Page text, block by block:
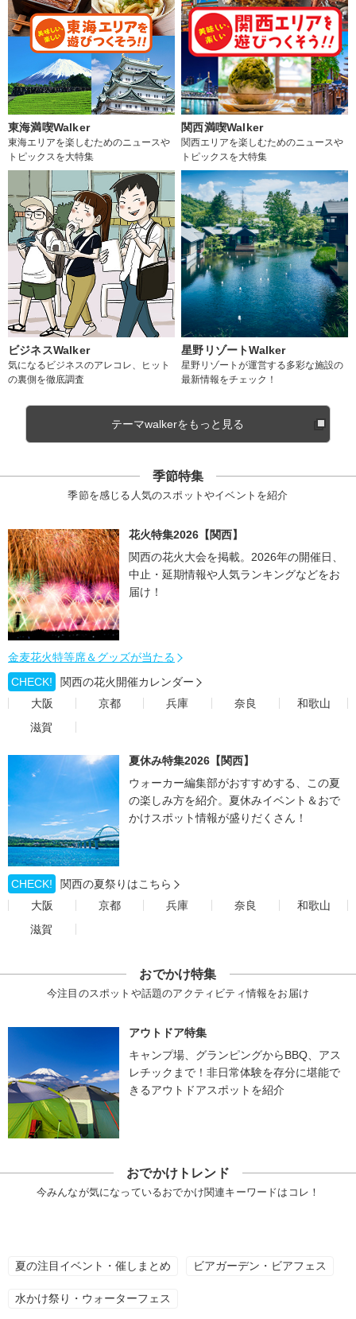
東海満喫Walker
東海エリアを楽しむためのニュースや
トピックスを大特集
関西満喫Walker
関西エリアを楽しむためのニュースや
トピックスを大特集
ビジネスWalker
気になるビジネスのアレコレ、ヒット
の裏側を徹底調査
星野リゾートWalker
星野リゾートが運営する多彩な施設の
最新情報をチェック！
テーマwalkerをもっと見る
季節特集
季節を感じる人気のスポットやイベントを紹介
花火特集2026【関西】
関西の花火大会を掲載。2026年の開催日、
中止・延期情報や人気ランキングなどをお
届け！
金麦花火特等席＆グッズが当たる
CHECK!
関西の花火開催カレンダー
大阪
京都 兵庫 奈良
和歌山
滋賀
夏休み特集2026【関西】
ウォーカー編集部がおすすめする、この夏
の楽しみ方を紹介。夏休みイベント＆おで
かけスポット情報が盛りだくさん！
CHECK!
関西の夏祭りはこちら
大阪
京都 兵庫 奈良
和歌山
滋賀
おでかけ特集
今注目のスポットや話題のアクティビティ情報をお届け
アウトドア特集
キャンプ場、グランピングからBBQ、アス
レチックまで！非日常体験を存分に堪能で
きるアウトドアスポットを紹介
おでかけトレンド
今みんなが気になっているおでかけ関連キーワードはコレ！
夏の注目イベント・催しまとめ ビアガーデン・ビアフェス
水かけ祭り・ウォーターフェス